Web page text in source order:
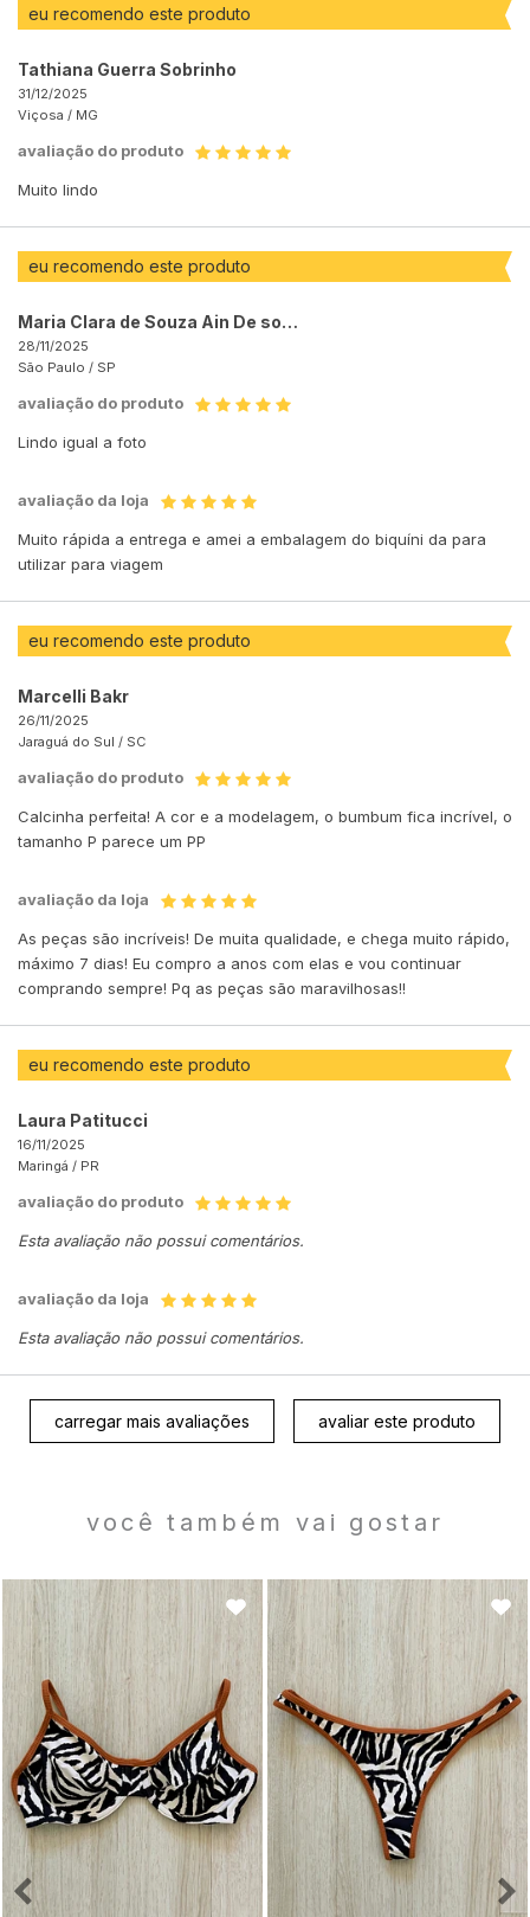
eu recomendo este produto
Tathiana Guerra Sobrinho
31/12/2025
Viçosa / MG
avaliação do produto
Muito lindo
eu recomendo este produto
Maria Clara de Souza Ain De souza Ain
28/11/2025
São Paulo / SP
avaliação do produto
Lindo igual a foto
avaliação da loja
Muito rápida a entrega e amei a embalagem do biquíni da para
utilizar para viagem
eu recomendo este produto
Marcelli Bakr
26/11/2025
Jaraguá do Sul / SC
avaliação do produto
Calcinha perfeita! A cor e a modelagem, o bumbum fica incrível, o
tamanho P parece um PP
avaliação da loja
As peças são incríveis! De muita qualidade, e chega muito rápido,
máximo 7 dias! Eu compro a anos com elas e vou continuar
comprando sempre! Pq as peças são maravilhosas!!
eu recomendo este produto
Laura Patitucci
16/11/2025
Maringá / PR
avaliação do produto
Esta avaliação não possui comentários.
avaliação da loja
Esta avaliação não possui comentários.
carregar mais avaliações avaliar este produto
você também vai gostar